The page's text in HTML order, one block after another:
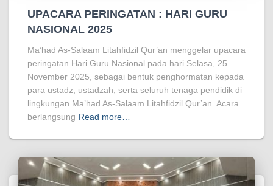
UPACARA PERINGATAN : HARI GURU
NASIONAL 2025
Ma’had As-Salaam Litahfidzil Qur’an menggelar upacara
peringatan Hari Guru Nasional pada hari Selasa, 25
November 2025, sebagai bentuk penghormatan kepada
para ustadz, ustadzah, serta seluruh tenaga pendidik di
lingkungan Ma’had As-Salaam Litahfidzil Qur’an. Acara
berlangsung Read more…